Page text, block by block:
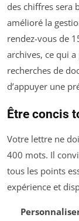
des chiffres sera
amélioré la
rendez-vous de
archives, ce qui
recherches de
d’appuyer une
Être concis
Votre lettre ne
400 mots. Il
tous les points
expérience et